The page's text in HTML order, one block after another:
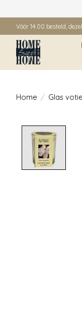
Vóór 14:00 besteld,
Home / Glas